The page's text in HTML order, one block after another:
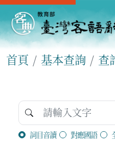
首頁 基本查詢 查
詞目音讀 對應國語